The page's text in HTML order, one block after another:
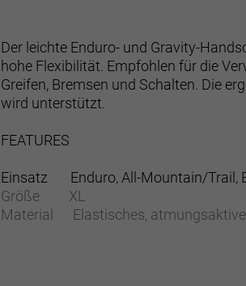
Der leichte Enduro- und Gravity-
hohe Flexibilität. Empfohlen für die
Greifen, Bremsen und Schalten. Die
wird unterstützt.
FEATURES
Einsatz Enduro, All-Mountain/Trail,
Größe XL
Material Elastisches,